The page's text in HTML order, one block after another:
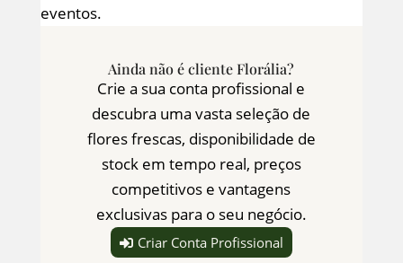
eventos.
Ainda não é cliente Florália?
Crie a sua conta profissional e
descubra uma vasta seleção de
flores frescas, disponibilidade de
stock em tempo real, preços
competitivos e vantagens
exclusivas para o seu negócio.
Criar Conta Profissional